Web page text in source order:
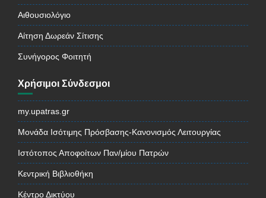
Αιθουσιολόγιο
Αίτηση Δωρεάν Σίτισης
Συνήγορος Φοιτητή
Χρήσιμοι Σύνδεσμοι
my.upatras.gr
Μονάδα Ισότιμης Πρόσβασης-Κανονισμός Λειτουργίας
Ιστότοπος Αποφοίτων Παν/μίου Πατρών
Κεντρική Βιβλιοθήκη
Κέντρο Δικτύου